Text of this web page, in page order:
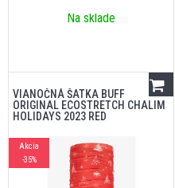
Na sklade
VIANOČNÁ ŠATKA BUFF
ORIGINAL ECOSTRETCH CHALIM
HOLIDAYS 2023 RED
Akcia
-35%